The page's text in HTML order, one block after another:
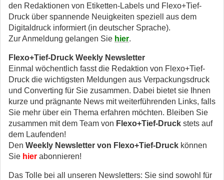
den Redaktionen von Etiketten-Labels und Flexo+Tief-
Druck über spannende Neuigkeiten speziell aus dem
Digitaldruck informiert (in deutscher Sprache).
Zur Anmeldung gelangen Sie hier.
Flexo+Tief-Druck Weekly Newsletter
Einmal wöchentlich fasst die Redaktion von Flexo+Tief-
Druck die wichtigsten Meldungen aus Verpackungsdruck
und Converting für Sie zusammen. Dabei bietet sie Ihnen
kurze und prägnante News mit weiterführenden Links, falls
Sie mehr über ein Thema erfahren möchten. Bleiben Sie
zusammen mit dem Team von Flexo+Tief-Druck stets auf
dem Laufenden!
Den Weekly Newsletter von Flexo+Tief-Druck können
Sie hier abonnieren!
Das Tolle bei all unseren Newsletters: Sie sind sowohl für